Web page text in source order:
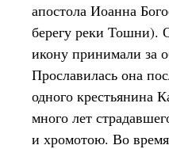
апостола Иоанна
берегу реки Тошни).
икону принимали за
Прославилась она
одного крестьянина
много лет
и хромотою. Во